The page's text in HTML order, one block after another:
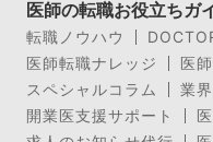
医師の転職お役立ちガ
転職ノウハウ
医師転職ナレッジ
医
スペシャルコラム
業
開業医支援サポート